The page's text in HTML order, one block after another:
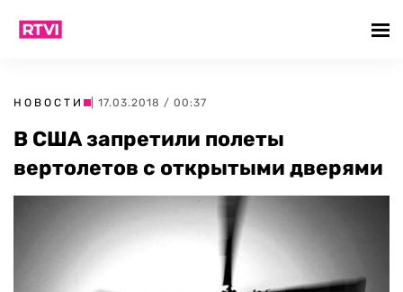
НОВОСТИ | 17.03.2018 / 00:37
В США запретили полеты
вертолетов с открытыми дверями